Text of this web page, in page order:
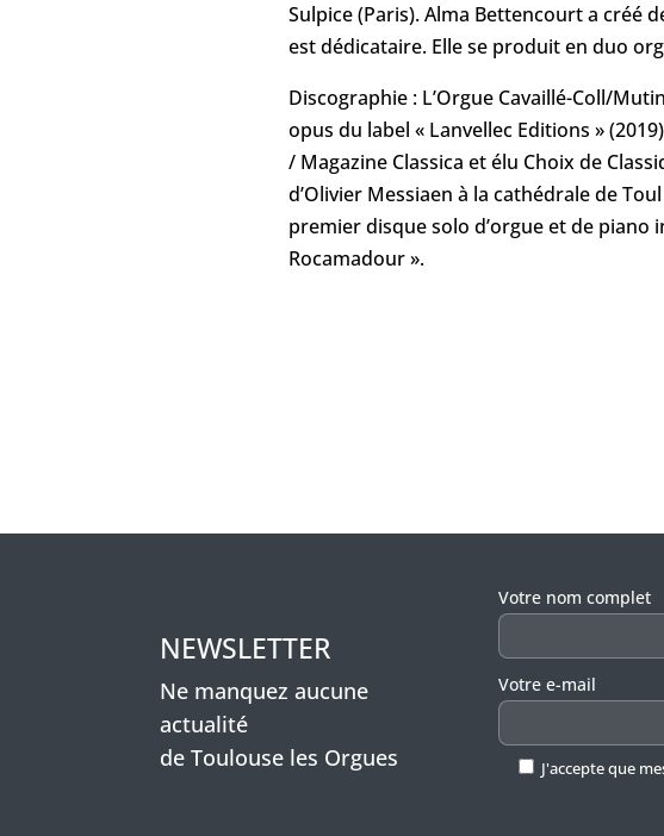
Sulpice (Paris). Alma Bettencourt a créé
est dédicataire. Elle se produit en duo
Discographie : L’Orgue Cavaillé-Coll/
opus du label « Lanvellec Editions »
/ Magazine Classica et élu Choix de
d’Olivier Messiaen à la cathédrale de
premier disque solo d’orgue et de piano
Rocamadour ».
NEWSLETTER
Ne manquez aucune
actualité
de Toulouse les Orgues
Veuillez laisser ce
Votre nom complet
Votre e-mail
J'accepte que